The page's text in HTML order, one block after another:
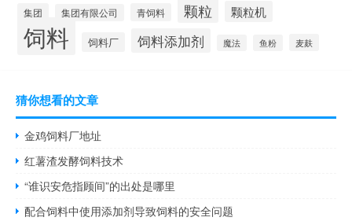
集团 集团有限公司 青饲料 颗粒 颗粒机
饲料 饲料厂 饲料添加剂 魔法 鱼粉 麦麸
猜你想看的文章
金鸡饲料厂地址
红薯渣发酵饲料技术
“谁识安危指顾间”的出处是哪里
配合饲料中使用添加剂导致饲料的安全问题